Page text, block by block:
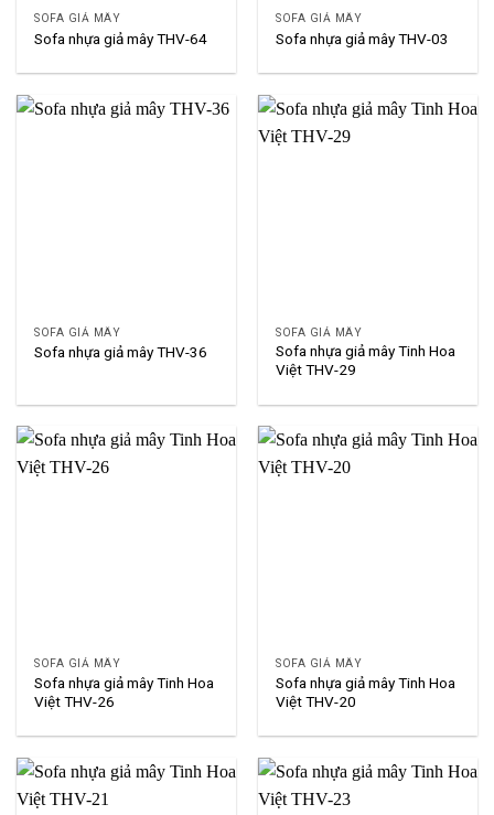
SOFA GIẢ MÂY
Sofa nhựa giả mây THV-64
SOFA GIẢ MÂY
Sofa nhựa giả mây THV-03
SOFA GIẢ MÂY
Sofa nhựa giả mây THV-36
SOFA GIẢ MÂY
Sofa nhựa giả mây Tinh Hoa
Việt THV-29
SOFA GIẢ MÂY
Sofa nhựa giả mây Tinh Hoa
Việt THV-26
SOFA GIẢ MÂY
Sofa nhựa giả mây Tinh Hoa
Việt THV-20